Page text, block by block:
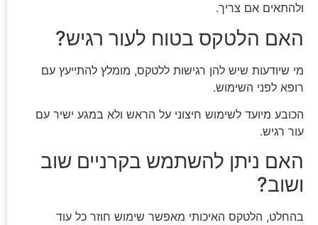
ולהתאים אם צריך.
האם הלטקס בטוח לעור רגיש?
מי שיודעות שיש להן רגישות ללטקס, מומלץ להתייעץ עם
רופא לפני השימוש.
הכובע מיועד לשימוש חיצוני על הראש ולא במגע ישיר עם
עור רגיש.
האם ניתן להשתמש בקרניים שוב
ושוב?
בהחלט, הלטקס האיכותי מאפשר שימוש חוזר כל עוד